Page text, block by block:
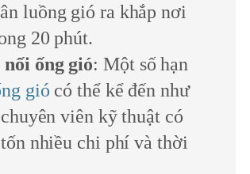
luồng gió ra khắp nơi
20 phút.
ống gió: Một số hạn
gió có thể kể đến như
viên kỹ thuật có
nhiều chi phí và thời